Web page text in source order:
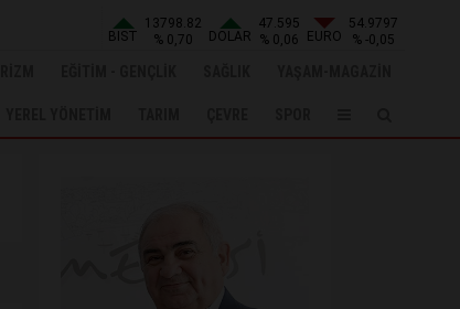
BIST
13798.82
% 0,70
DOLAR
47.595
% 0,06
EURO
54.9797
% -0,05